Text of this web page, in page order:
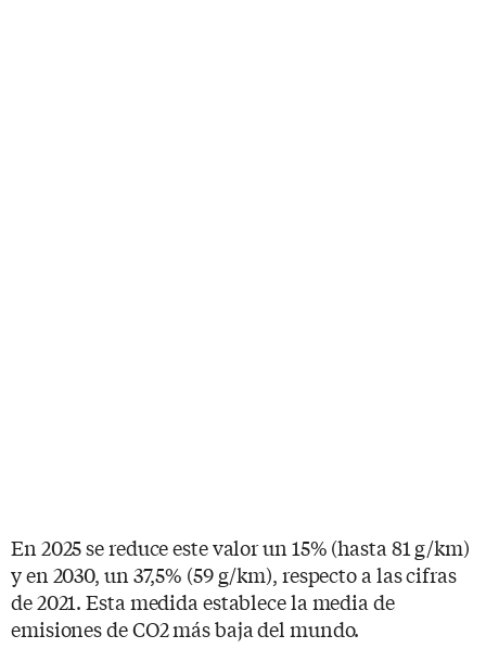
En 2025 se reduce este valor un 15% (hasta 81 g/km)
y en 2030, un 37,5% (59 g/km), respecto a las cifras
de 2021. Esta medida establece la media de
emisiones de CO2 más baja del mundo.